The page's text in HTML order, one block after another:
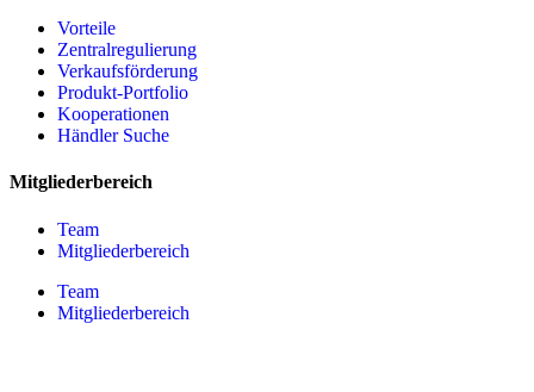
Vorteile
Zentralregulierung
Verkaufsförderung
Produkt-Portfolio
Kooperationen
Händler Suche
Mitgliederbereich
Team
Mitgliederbereich
Team
Mitgliederbereich